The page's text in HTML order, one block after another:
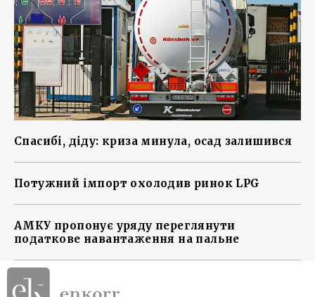
Спасибі, діду: криза минула, осад залишився
Потужний імпорт охолодив ринок LPG
АМКУ пропонує уряду переглянути
податкове навантаження на пальне